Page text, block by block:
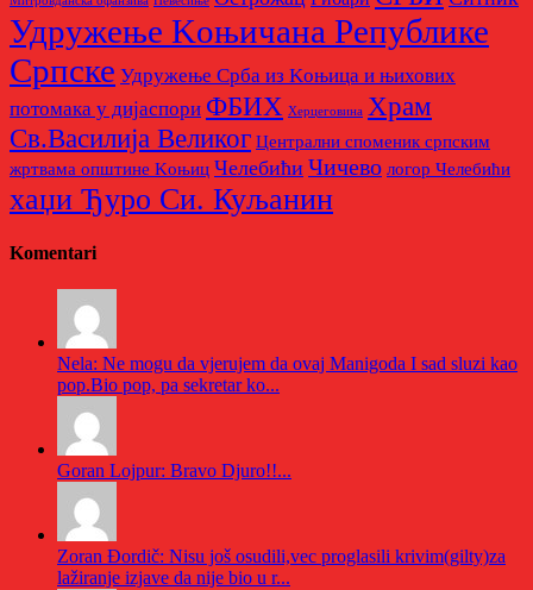
Удружење Kоњичана Републике
Српске Удружење Срба из Kоњица и њихових
потомака у дијаспори ФБИХ Херцеговина Храм
Св.Василија Великог Централни споменик српским
жртвама општине Kоњиц Челебићи Чичево логор Челебићи
хаџи Ђуро Си. Куљанин
Komentari
Nela: Ne mogu da vjerujem da ovaj Manigoda I sad sluzi kao
pop.Bio pop, pa sekretar ko...
Goran Lojpur: Bravo Djuro!!...
Zoran Đordič: Nisu još osudili,vec proglasili krivim(gilty)za
lažiranje izjave da nije bio u r...